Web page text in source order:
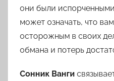
они были
может означать, что
осторожным в своих
обмана и потерь
Сонник Ванги